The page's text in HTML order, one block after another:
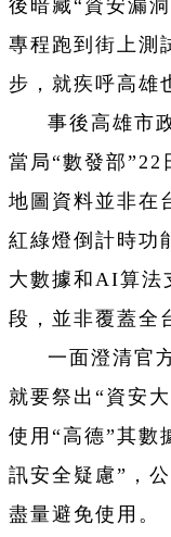
後暗藏“資安漏
專程跑到街上測
步，就疾呼高雄
事後高雄市
當局“數發部”22
地圖資料並非在
紅綠燈倒計時功
大數據和 AI算法
段，並非覆蓋全
一面澄清官
就要祭出“資安
使用“高德”其數
訊安全疑慮”，
盡量避免使用。